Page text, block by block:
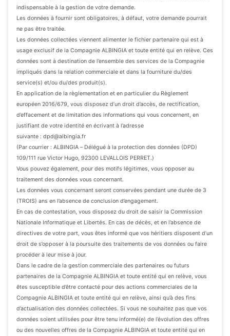
indispensable à la gestion de votre demande.
Les données à fournir sont obligatoires, à défaut, votre demande pourrait
ne pas être traitée.
Les données collectées viennent alimenter le fichier partenaire qui est à
usage exclusif de la Compagnie ALBINGIA et toute entité qui en relève. Ces
données sont à destination de l’ensemble des services de la Compagnie
impliqués dans la relation commerciale et dans la fourniture du/des
service(s) et/ou du/des produit(s).
En application de la règlementation et en particulier du Règlement
européen 2016/679, vous disposez d’un droit d’accès, de rectification,
d’effacement et de limitation des informations qui vous concernent, en
justifiant de votre identité en écrivant à l’adresse
suivante : dpd@albingia.fr
(Par courrier : ALBINGIA – Délégué à la protection des données (DPD)
109/111 rue Victor Hugo, 92300 LEVALLOIS PERRET.)
Vous pouvez également, pour des motifs légitimes, vous opposer au
traitement des données vous concernant.
Les données vous concernant seront conservées pendant une durée de 3
(TROIS) ans en l’absence de conclusion d’engagement.
En cas de contestation, vous disposez du droit de saisir la Commission
Nationale Informatique et Libertés. En cas de décès, et en l’absence de
directives de votre part, vous êtes informé que vos héritiers disposent d’un
droit de s’opposer à la poursuite des traitements de vos données ou faire
procéder à leur mise à jour.
Dans le cadre de la gestion commerciale des partenaires ou futurs
partenaires de la Compagnie ALBINGIA et toute entité qui en relève, vous
êtes susceptible d’être contacté pour des actions commerciales de la
Compagnie ALBINGIA et toute entité qui en relève, ainsi qu’à des fins
d’actualisation des données collectées. Si vous ne souhaitez pas que vos
données soient utilisées pour être tenu informé(e) de l’évolution des offres
ou des nouvelles offres de la Compagnie ALBINGIA et toute entité qui en